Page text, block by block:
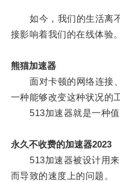
如今，我们的生活离不
接影响着我们的在线体验。
熊猫加速器
面对卡顿的网络连接、
一种能够改变这种状况的
513加速器就是一种值
永久不收费的加速器2023
513加速器被设计用来
而导致的速度上的问题。